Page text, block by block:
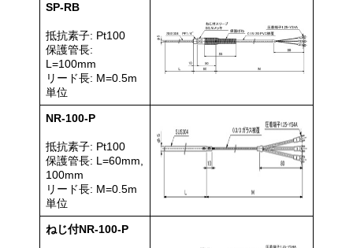
SP-RB
抵抗素子: Pt100
保護管長:
L=100mm
リード長: M=0.5m
単位
NR-100-P
抵抗素子: Pt100
保護管長: L=60mm,
100mm
リード長: M=0.5m
単位
ねじ付NR-100-P